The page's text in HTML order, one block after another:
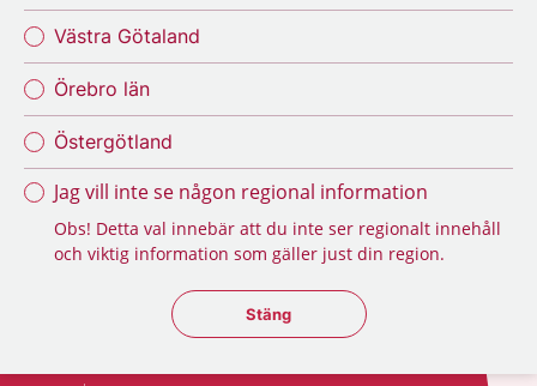
Västra Götaland
Örebro län
Östergötland
Jag vill inte se någon regional information
Obs! Detta val innebär att du inte ser regionalt innehåll
och viktig information som gäller just din region.
Stäng regionsväljaren
Stäng